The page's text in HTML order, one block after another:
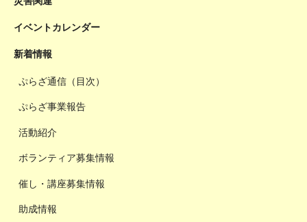
イベントカレンダー
新着情報
ぷらざ通信（目次）
ぷらざ事業報告
活動紹介
ボランティア募集情報
催し・講座募集情報
助成情報